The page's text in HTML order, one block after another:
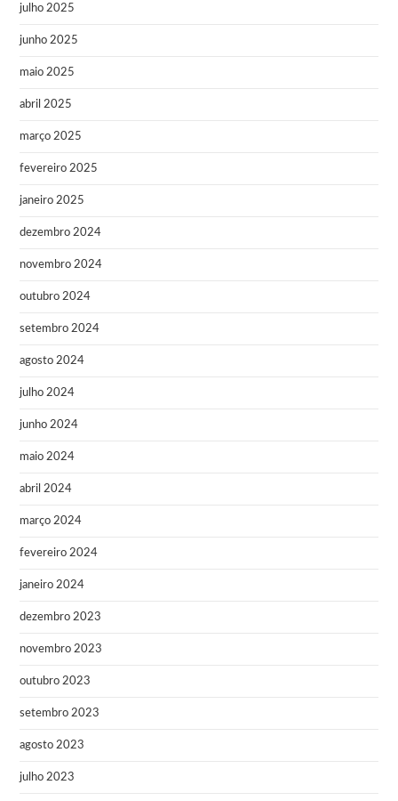
julho 2025
junho 2025
maio 2025
abril 2025
março 2025
fevereiro 2025
janeiro 2025
dezembro 2024
novembro 2024
outubro 2024
setembro 2024
agosto 2024
julho 2024
junho 2024
maio 2024
abril 2024
março 2024
fevereiro 2024
janeiro 2024
dezembro 2023
novembro 2023
outubro 2023
setembro 2023
agosto 2023
julho 2023